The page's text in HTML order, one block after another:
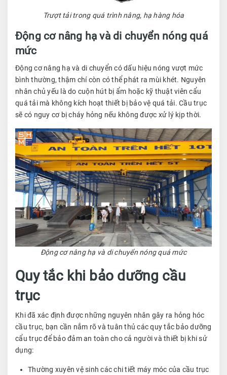
Trượt tải trong quá trình nâng, hạ hàng hóa
Động cơ nâng hạ và di chuyển nóng quá
mức
Động cơ nâng hạ và di chuyển có dấu hiệu nóng vượt mức
bình thường, thậm chí còn có thể phát ra mùi khét. Nguyên
nhân chủ yếu là do cuộn hút bị ẩm hoặc kỹ thuật viên cẩu
quá tải mà không kích hoạt thiết bị bảo vệ quá tải. Cầu trục
sẽ có nguy cơ bị cháy hỏng nếu không được xử lý kịp thời.
Động cơ nâng hạ và di chuyển nóng quá mức
Quy tắc khi bảo dưỡng cầu
trục
Khi đã xác định được những nguyên nhân gây ra hỏng hóc
cầu trục, bạn cần nắm rõ và tuân thủ các quy tắc bảo dưỡng
cẩu trục để bảo đảm an toàn cho cả người và thiết bị khi sử
dụng:
Thường xuyên vệ sinh các chi tiết máy móc của cầu trục